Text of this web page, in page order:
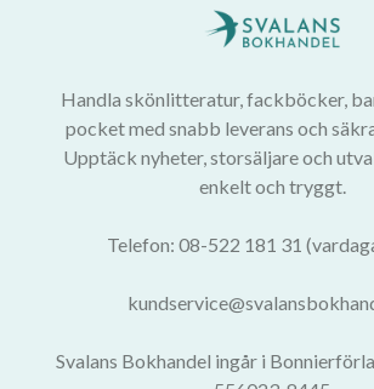
Handla skönlitteratur, fackböcker,
pocket med snabb leverans och
Upptäck nyheter, storsäljare och
enkelt och tryggt.
Telefon: 08-522 181 31
Svalans Bokhandel ingår i